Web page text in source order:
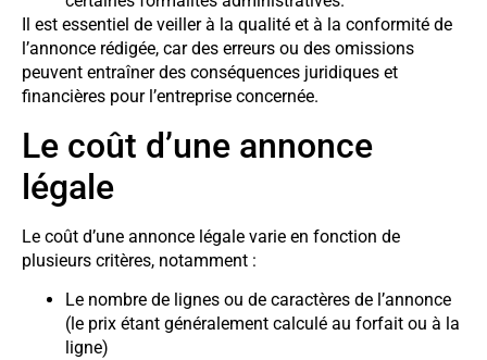
Il est essentiel de veiller à la qualité et à la conformité de
l’annonce rédigée, car des erreurs ou des omissions
peuvent entraîner des conséquences juridiques et
financières pour l’entreprise concernée.
Le coût d’une annonce
légale
Le coût d’une annonce légale varie en fonction de
plusieurs critères, notamment :
Le nombre de lignes ou de caractères de l’annonce
(le prix étant généralement calculé au forfait ou à la
ligne)